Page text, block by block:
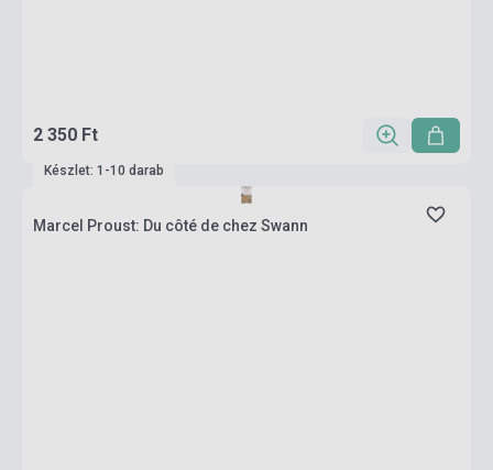
2 350 Ft
Készlet: 1-10 darab
Marcel Proust: Du côté de chez Swann